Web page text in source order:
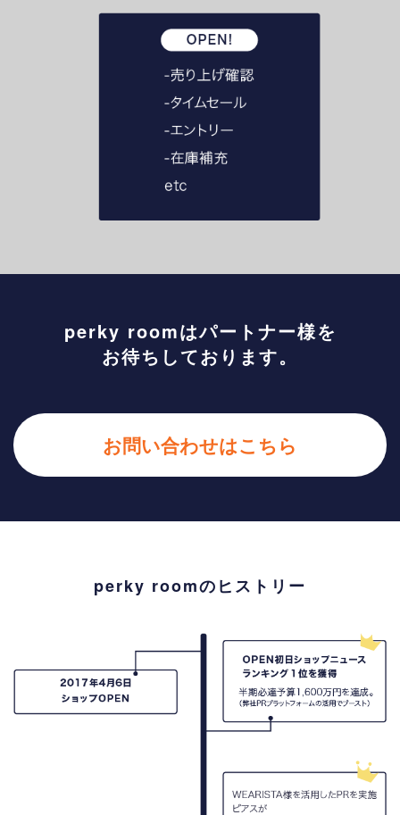
perky roomはパートナー様を
お待ちしております。
お問い合わせはこちら
perky roomのヒストリー